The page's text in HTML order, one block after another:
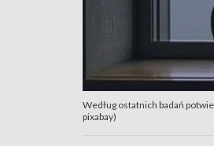
Według ostatnich badań
pixabay)